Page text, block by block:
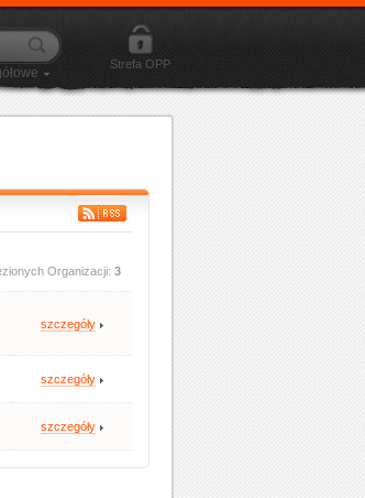
Strefa OPP
Organizacji: 3
szczegóły
szczegóły
szczegóły